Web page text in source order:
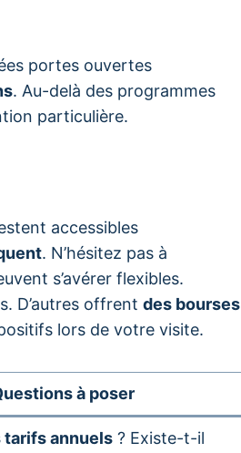
portes ouvertes
. Au-delà des programmes
particulière.
accessibles
. N’hésitez pas à
s’avérer flexibles.
D’autres offrent des bourses
lors de votre visite.
à poser
tarifs annuels ? Existe-t-il